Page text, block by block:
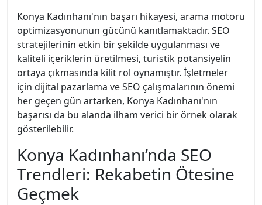
Konya Kadınhanı'nın başarı hikayesi, arama motoru
optimizasyonunun gücünü kanıtlamaktadır. SEO
stratejilerinin etkin bir şekilde uygulanması ve
kaliteli içeriklerin üretilmesi, turistik potansiyelin
ortaya çıkmasında kilit rol oynamıştır. İşletmeler
için dijital pazarlama ve SEO çalışmalarının önemi
her geçen gün artarken, Konya Kadınhanı'nın
başarısı da bu alanda ilham verici bir örnek olarak
gösterilebilir.
Konya Kadınhanı’nda SEO
Trendleri: Rekabetin Ötesine
Geçmek